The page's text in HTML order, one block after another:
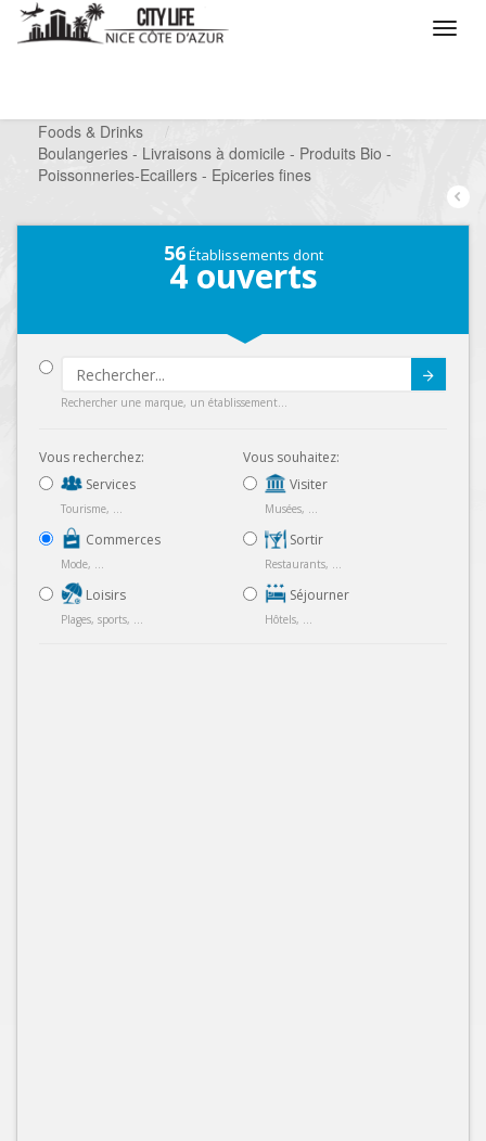
Foods & Drinks
/
Boulangeries - Livraisons à domicile - Produits Bio -
Poissonneries-Ecaillers - Epiceries fines
56Établissements dont
4ouverts
Rechercher une marque, un établissement...
Vous recherchez:
Services
Tourisme, ...
Commerces
Mode, ...
Loisirs
Plages, sports, ...
Vous souhaitez:
Visiter
Musées, ...
Sortir
Restaurants, ...
Séjourner
Hôtels, ...